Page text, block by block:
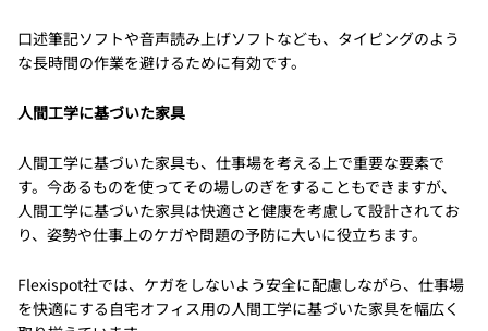
口述筆記ソフトや音声読み上げソフトなども、タイピングのよう
な長時間の作業を避けるために有効です。
人間工学に基づいた家具
人間工学に基づいた家具も、仕事場を考える上で重要な要素で
す。今あるものを使ってその場しのぎをすることもできますが、
人間工学に基づいた家具は快適さと健康を考慮して設計されてお
り、姿勢や仕事上のケガや問題の予防に大いに役立ちます。
Flexispot社では、ケガをしないよう安全に配慮しながら、仕事場
を快適にする自宅オフィス用の人間工学に基づいた家具を幅広く